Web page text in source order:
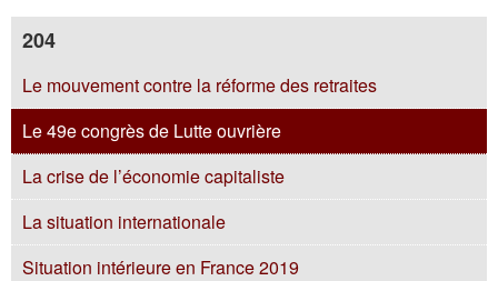
204
Le mouvement contre la réforme des retraites
Le 49e congrès de Lutte ouvrière
La crise de l’économie capitaliste
La situation internationale
Situation intérieure en France 2019